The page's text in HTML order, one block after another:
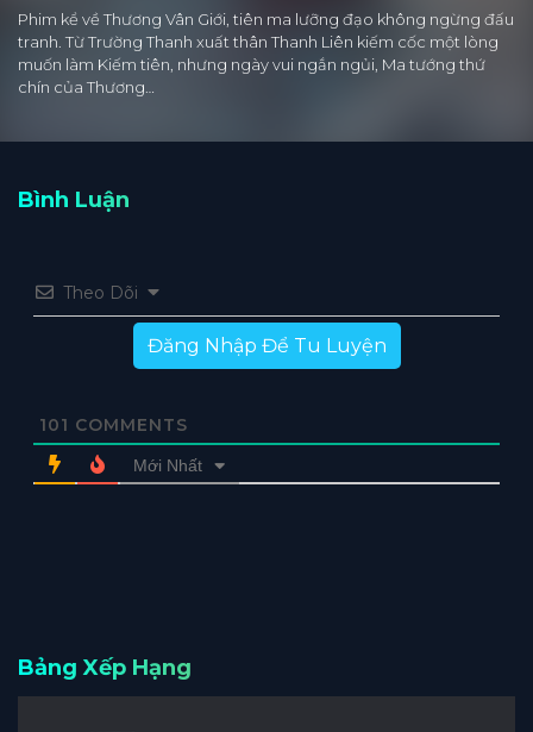
Phim kể về Thương Vân Giới, tiên ma lưỡng đạo không ngừng đấu
tranh. Từ Trường Thanh xuất thân Thanh Liên kiếm cốc một lòng
muốn làm Kiếm tiên, nhưng ngày vui ngắn ngủi, Ma tướng thứ
chín của Thương…
Bình Luận
Theo Dõi
Đăng Nhập Để Tu Luyện
101 COMMENTS
Mới Nhất
Bảng Xếp Hạng